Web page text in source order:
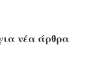
νέα άρθρα